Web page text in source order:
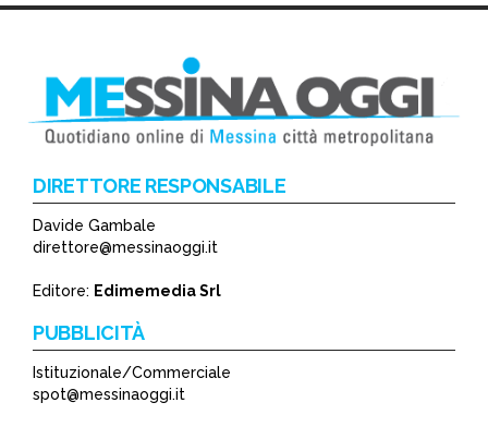
*
DIRETTORE RESPONSABILE
Davide Gambale
direttore@messinaoggi.it
Editore: Edimemedia Srl
PUBBLICITÀ
Istituzionale/Commerciale
spot@messinaoggi.it